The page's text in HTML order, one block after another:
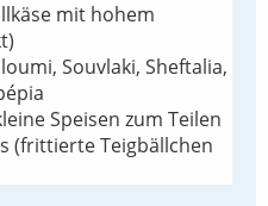
mit hohem
Souvlaki, Sheftalia,
Speisen zum Teilen
(frittierte Teigbällchen